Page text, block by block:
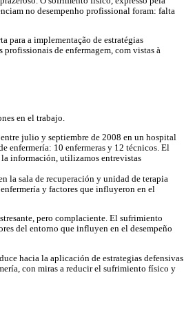
no desempenho profissional foram: falta
para a implementação de estratégias
profissionais de enfermagem, com vistas à
en el trabajo.
julio y septiembre de 2008 en un hospital
enfermería: 10 enfermeras y 12 técnicos. El
información, utilizamos entrevistas
la sala de recuperación y unidad de terapia
y factores que influyeron en el
pero complaciente. El sufrimiento
del entorno que influyen en el desempeño
hacia la aplicación de estrategias defensivas
con miras a reducir el sufrimiento físico y